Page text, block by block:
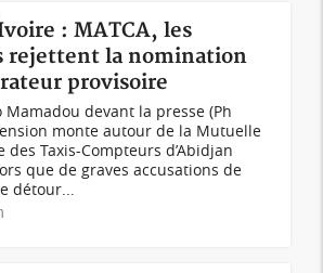
: MATCA, les
rejettent la nomination
provisoire
Mamadou devant la presse (Ph
monte autour de la Mutuelle
des Taxis-Compteurs d’Abidjan
que de graves accusations de
détour...